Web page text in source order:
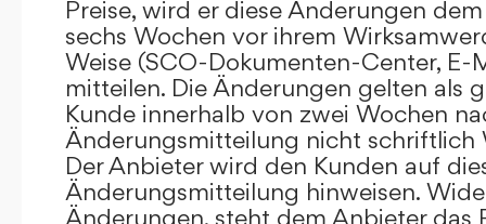
Preise, wird er diese Änderungen
sechs Wochen vor ihrem
Weise (SCO-Dokumenten-Center, E-
mitteilen. Die Änderungen gelten als
Kunde innerhalb von zwei Wochen
Änderungsmitteilung nicht schriftlich
Der Anbieter wird den Kunden auf
Änderungsmitteilung hinweisen.
Änderungen, steht dem Anbieter das